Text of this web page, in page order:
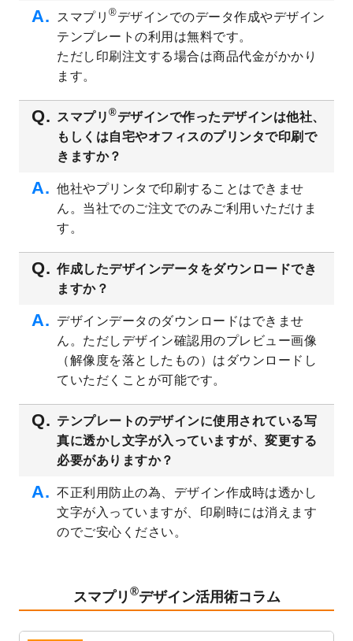
2023/8/7
【新商品】チケット
が作成できるようにな
りました！
美容・エステのチラシデザインテンプレー
トを追加しました。
いたしました。
2023/6/12
うちわのデザインテンプレート
を公開いた
しました。
を公開いたしました。
2023/5/9
書類カバー（見積書表紙）のデザインテン
追加しました。
2023/4/20
2023/4/18
セミナー・講演会のチラシデザインテンプ
レートを追加しました。
2023/4/18
スポーツジム・フィットネスクラブのチラ
シデザインテンプレート
2023/3/16
シール・ラベルのデザインテンプレートを
公開いたしました。
2023/3/13
封筒（長3、洋長3、角2）のデザインテンプ
レートを追加しました。
2023/3/13
クリアファイルのデザインテンプレート
追加しました。
2023/3/2
パワーポイント版テンプレートをダウンロ
追加しました。
2023/1/13
4月始まりのカレンダーデザインテンプレー
スマプリ ®デザインでのデータ作成やデザイン
テンプレートの利用は無料です。
ただし印刷注文する場合は商品代金がかかり
ます。
スマプリ ®デザインで作ったデザインは他社、
もしくは自宅やオフィスのプリンタで印刷で
きますか？
他社やプリンタで印刷することはできませ
ん。当社でのご注文でのみご利用いただけま
す。
作成したデザインデータをダウンロードでき
ますか？
デザインデータのダウンロードはできませ
ん。ただしデザイン確認用のプレビュー画像
（解像度を落としたもの）はダウンロードし
ていただくことが可能です。
テンプレートのデザインに使用されている写
真に透かし文字が入っていますが、変更する
必要がありますか？
不正利用防止の為、デザイン作成時は透かし
文字が入っていますが、印刷時には消えます
のでご安心ください。
スマプリ ®デザイン活用術コラム